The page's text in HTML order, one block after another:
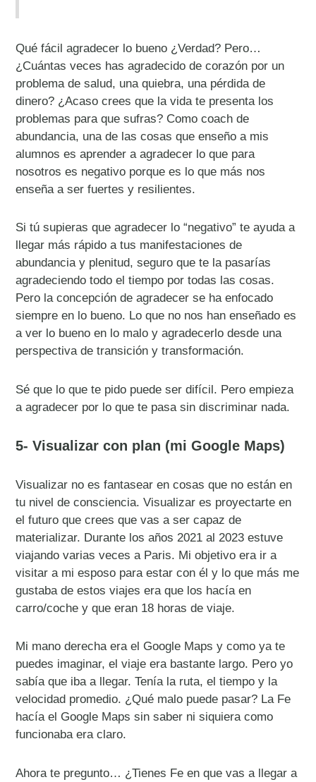
Qué fácil agradecer lo bueno ¿Verdad? Pero…
¿Cuántas veces has agradecido de corazón por un
problema de salud, una quiebra, una pérdida de
dinero? ¿Acaso crees que la vida te presenta los
problemas para que sufras? Como coach de
abundancia, una de las cosas que enseño a mis
alumnos es aprender a agradecer lo que para
nosotros es negativo porque es lo que más nos
enseña a ser fuertes y resilientes.
Si tú supieras que agradecer lo “negativo” te ayuda a
llegar más rápido a tus manifestaciones de
abundancia y plenitud, seguro que te la pasarías
agradeciendo todo el tiempo por todas las cosas.
Pero la concepción de agradecer se ha enfocado
siempre en lo bueno. Lo que no nos han enseñado es
a ver lo bueno en lo malo y agradecerlo desde una
perspectiva de transición y transformación.
Sé que lo que te pido puede ser difícil. Pero empieza
a agradecer por lo que te pasa sin discriminar nada.
5- Visualizar con plan (mi Google Maps)
Visualizar no es fantasear en cosas que no están en
tu nivel de consciencia. Visualizar es proyectarte en
el futuro que crees que vas a ser capaz de
materializar. Durante los años 2021 al 2023 estuve
viajando varias veces a Paris. Mi objetivo era ir a
visitar a mi esposo para estar con él y lo que más me
gustaba de estos viajes era que los hacía en
carro/coche y que eran 18 horas de viaje.
Mi mano derecha era el Google Maps y como ya te
puedes imaginar, el viaje era bastante largo. Pero yo
sabía que iba a llegar. Tenía la ruta, el tiempo y la
velocidad promedio. ¿Qué malo puede pasar? La Fe
hacía el Google Maps sin saber ni siquiera como
funcionaba era claro.
Ahora te pregunto… ¿Tienes Fe en que vas a llegar a